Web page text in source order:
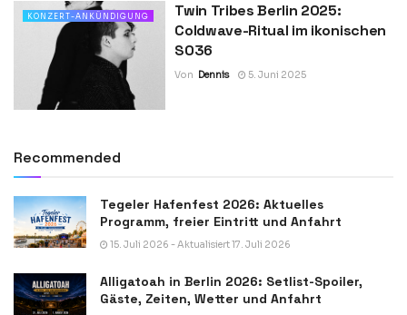
KONZERT-ANKÜNDIGUNG
Twin Tribes Berlin 2025:
Coldwave-Ritual im ikonischen
SO36
Von Dennis 5. Juni 2025
Recommended
Tegeler Hafenfest 2026: Aktuelles
Programm, freier Eintritt und Anfahrt
15. Juli 2026 - Aktualisiert 17. Juli 2026
Alligatoah in Berlin 2026: Setlist-Spoiler,
Gäste, Zeiten, Wetter und Anfahrt